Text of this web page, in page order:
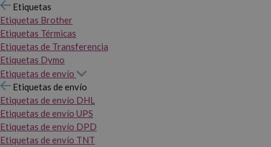
Etiquetas
Etiquetas Brother
Etiquetas Térmicas
Etiquetas de Transferencia
Etiquetas Dymo
Etiquetas de envío
Etiquetas de envío
Etiquetas de envío DHL
Etiquetas de envío UPS
Etiquetas de envío DPD
Etiquetas de envío TNT